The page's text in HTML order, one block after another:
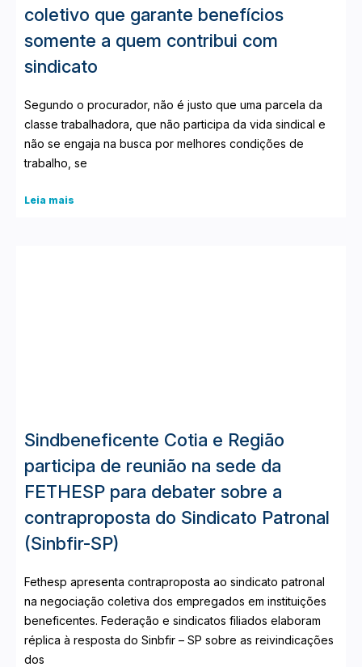
coletivo que garante benefícios
somente a quem contribui com
sindicato
Segundo o procurador, não é justo que uma parcela da
classe trabalhadora, que não participa da vida sindical e
não se engaja na busca por melhores condições de
trabalho, se
Leia mais
Sindbeneficente Cotia e Região
participa de reunião na sede da
FETHESP para debater sobre a
contraproposta do Sindicato Patronal
(Sinbfir-SP)
Fethesp apresenta contraproposta ao sindicato patronal
na negociação coletiva dos empregados em instituições
beneficentes. Federação e sindicatos filiados elaboram
réplica à resposta do Sinbfir – SP sobre as reivindicações
dos